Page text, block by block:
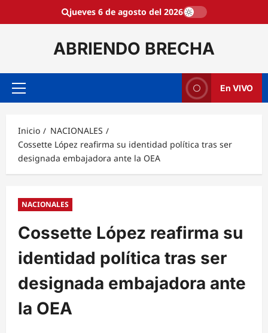
jueves 6 de agosto del 2026
ABRIENDO BRECHA
Menú
En VIVO
Inicio
NACIONALES
Cossette López reafirma su identidad política tras ser
designada embajadora ante la OEA
NACIONALES
Cossette López reafirma su
identidad política tras ser
designada embajadora ante
la OEA